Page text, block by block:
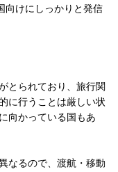
向けにしっかりと発信
とられており、旅行関
に行うことは厳しい状
向かっている国もあ
なるので、渡航・移動